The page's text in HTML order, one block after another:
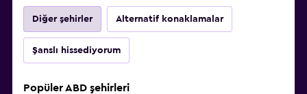
Diğer şehirler Alternatif konaklamalar
Şanslı hissediyorum
Popüler ABD şehirleri